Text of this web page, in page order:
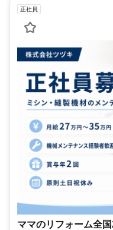
正社員
ママのリフォーム全